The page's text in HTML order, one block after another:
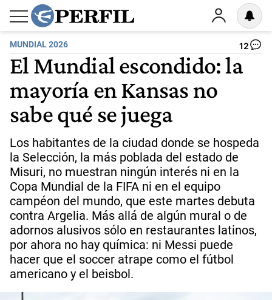
MUNDIAL 2026 12
El Mundial escondido: la
mayoría en Kansas no
sabe qué se juega
Los habitantes de la ciudad donde se hospeda
la Selección, la más poblada del estado de
Misuri, no muestran ningún interés ni en la
Copa Mundial de la FIFA ni en el equipo
campéon del mundo, que este martes debuta
contra Argelia. Más allá de algún mural o de
adornos alusivos sólo en restaurantes latinos,
por ahora no hay química: ni Messi puede
hacer que el soccer atrape como el fútbol
americano y el beisbol.